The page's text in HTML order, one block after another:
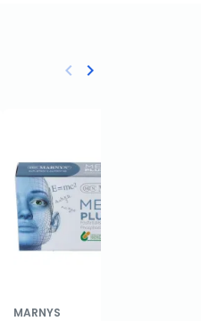
MARNYS
Anterior
keyboard_arrow_left Siguiente
keyboard_arrow_right